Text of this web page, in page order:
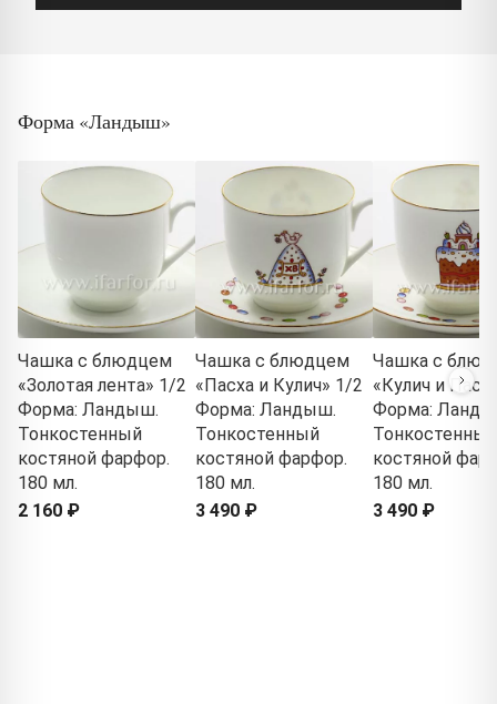
Форма «Ландыш»
Чашка с блюдцем
«Золотая лента» 1/2
Форма: Ландыш.
Тонкостенный
костяной фарфор.
180 мл.
2 160 ₽
Чашка с блюдцем
«Пасха и Кулич» 1/2
Форма: Ландыш.
Тонкостенный
костяной фарфор.
180 мл.
3 490 ₽
Чашка с
«Кулич и
Форма:
Тонкостенный
костяной
180 мл.
3 490 ₽